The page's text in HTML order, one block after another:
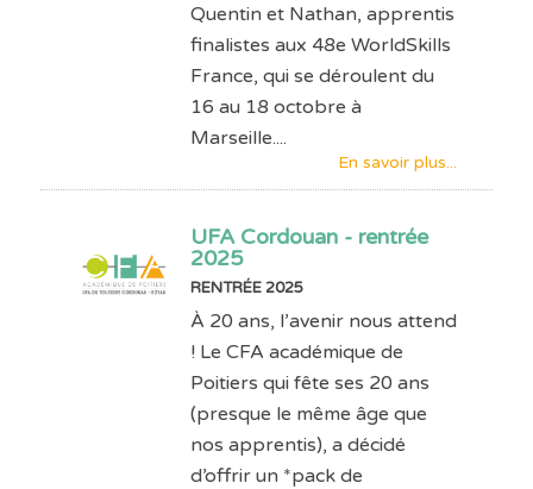
Quentin et Nathan, apprentis
finalistes aux 48e WorldSkills
France, qui se déroulent du
16 au 18 octobre à
Marseille....
En savoir plus...
UFA Cordouan - rentrée
2025
RENTRÉE 2025
À 20 ans, l’avenir nous attend
! Le CFA académique de
Poitiers qui fête ses 20 ans
(presque le même âge que
nos apprentis), a décidé
d’offrir un *pack de